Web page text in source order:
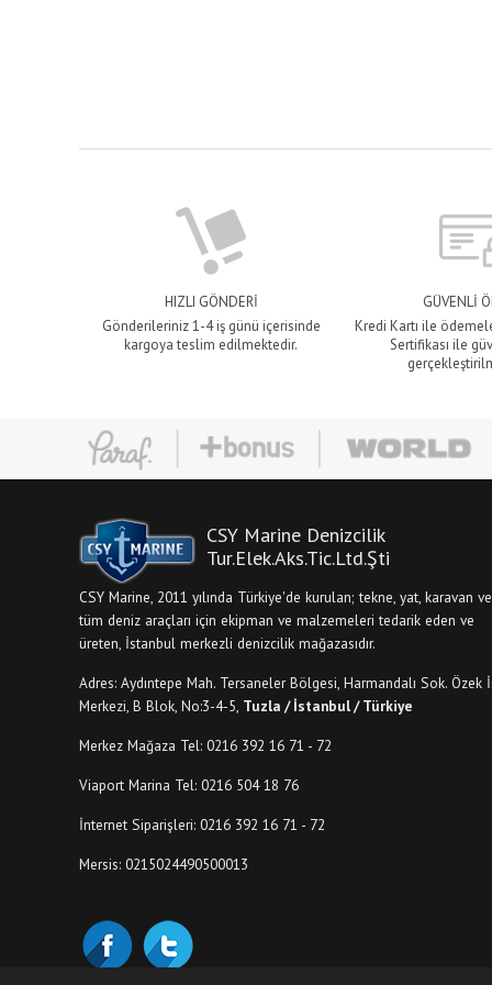
HIZLI GÖNDERİ
Gönderileriniz 1-4 iş günü içerisinde
kargoya teslim edilmektedir.
GÜVENLİ
Kredi Kartı ile
Sertifikası ile
CSY Marine Denizcilik
Tur.Elek.Aks.Tic.Ltd.Şti
CSY Marine, 2011 yılında Türkiye'de kurulan; tekne, yat, karavan ve
tüm deniz araçları için ekipman ve malzemeleri tedarik eden ve
üreten, İstanbul merkezli denizcilik mağazasıdır.
Adres: Aydıntepe Mah. Tersaneler Bölgesi, Harmandalı Sok. Özek
Merkezi, B Blok, No:3-4-5, Tuzla / İstanbul / Türkiye
Merkez Mağaza Tel: 0216 392 16 71 - 72
Viaport Marina Tel: 0216 504 18 76
İnternet Siparişleri: 0216 392 16 71 - 72
Mersis: 0215024490500013